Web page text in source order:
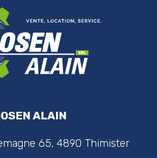
ALAIN
65, 4890 Thimister